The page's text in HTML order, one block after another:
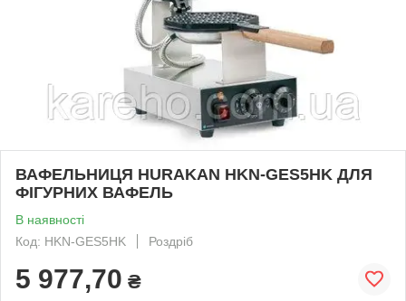
ВАФЕЛЬНИЦЯ HURAKAN HKN-GES5HK ДЛЯ
ФІГУРНИХ ВАФЕЛЬ
В наявності
Код: HKN-GES5HK
Роздріб
5 977,70 ₴